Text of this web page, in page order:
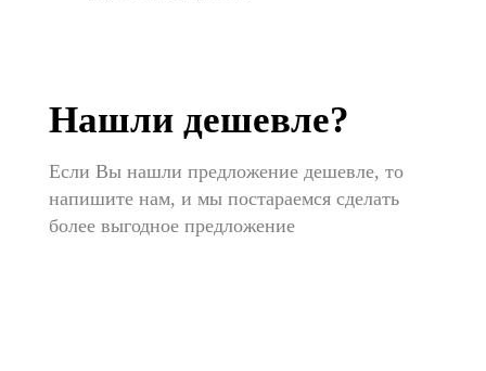
Нашли дешевле?
Если Вы нашли предложение дешевле, то
напишите нам, и мы постараемся сделать
более выгодное предложение